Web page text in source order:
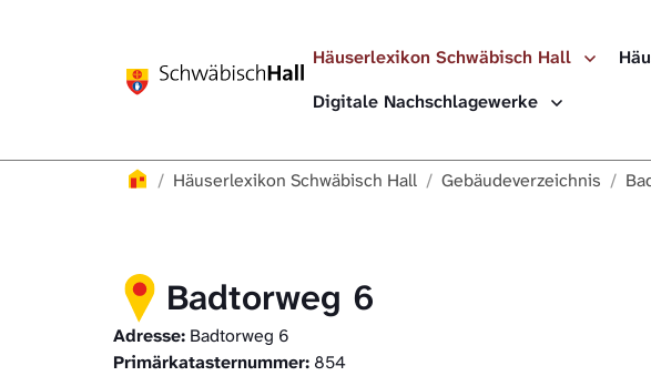
Häuserlexikon Schwäbisch Hall
Digitale Nachschlagewerke
Häuserlexikon
Häuserlexikon Schwäbisch Hall Gebäudeverzeichnis
Badtorweg 6
Adresse: Badtorweg 6
Primärkatasternummer: 854